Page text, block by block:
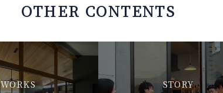
OTHER CONTENTS
WORKS STORY